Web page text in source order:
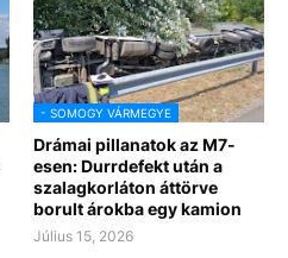
- SOMOGY VÁRMEGYE
Drámai pillanatok az M7-
esen: Durrdefekt után a
szalagkorláton áttörve
borult árokba egy kamion
Július 15, 2026